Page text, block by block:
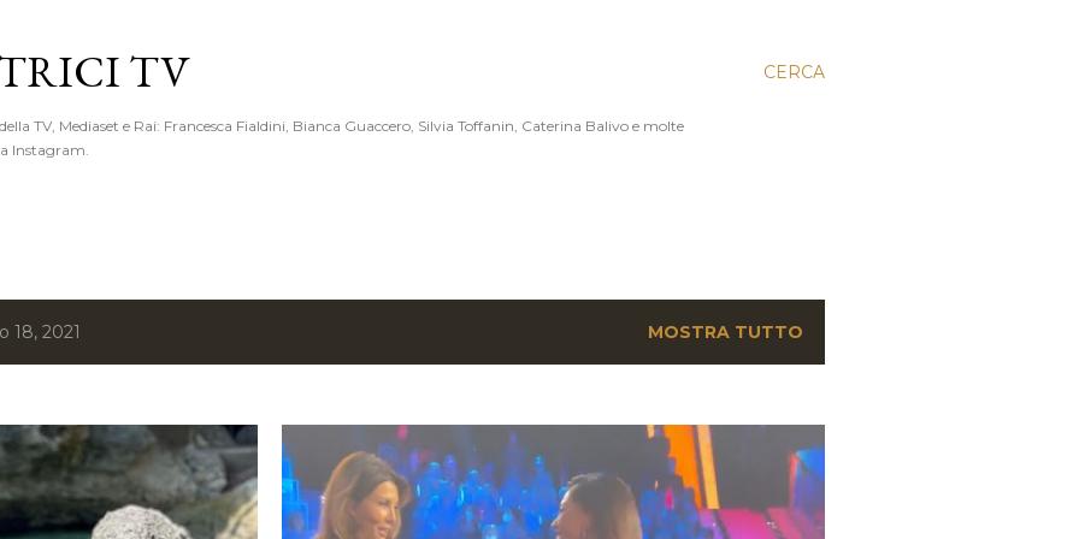
CERCA
TV
TV, Mediaset e Rai: Francesca Fialdini, Bianca Guaccero, Silvia Toffanin, Caterina Balivo e molte
Instagram.
18, 2021 MOSTRA TUTTO